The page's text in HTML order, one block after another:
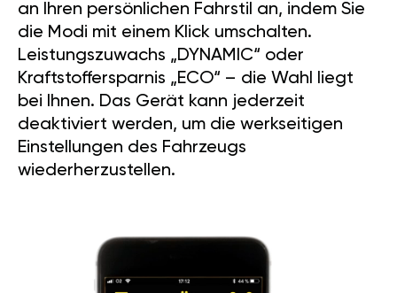
an Ihren persönlichen Fahrstil an, indem Sie
die Modi mit einem Klick umschalten.
Leistungszuwachs „DYNAMIC“ oder
Kraftstoffersparnis „ECO“ – die Wahl liegt
bei Ihnen. Das Gerät kann jederzeit
deaktiviert werden, um die werkseitigen
Einstellungen des Fahrzeugs
wiederherzustellen.